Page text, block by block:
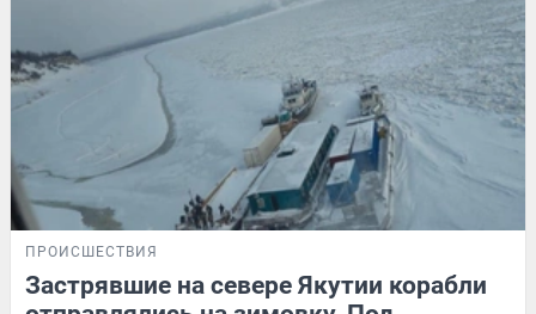
ПРОИСШЕСТВИЯ
Застрявшие на севере Якутии корабли